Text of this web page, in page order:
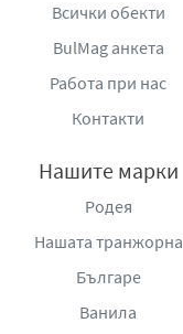
Всички обекти
BulMag анкета
Работа при нас
Контакти
Нашите марки
Родея
Нашата транжорна
Българе
Ванила